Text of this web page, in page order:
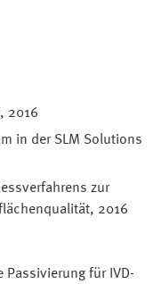
2016
in der SLM Solutions
zur
2016
Passivierung für IVD-